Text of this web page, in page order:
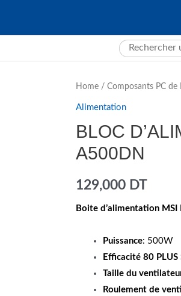
Search
for:
Home/ Composants PC de
Alimentation
BLOC
A500DN
129,000 DT
Boite d’alimentation MSI
Puissance: 500W
Efficacité 80 PLUS
Taille du
Roulement de